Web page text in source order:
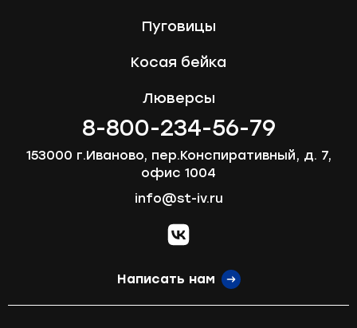
Пуговицы
Косая бейка
Люверсы
8-800-234-56-79
153000 г.Иваново, пер.Конспиративный, д. 7,
офис 1004
info@st-iv.ru
vk.com
Написать нам